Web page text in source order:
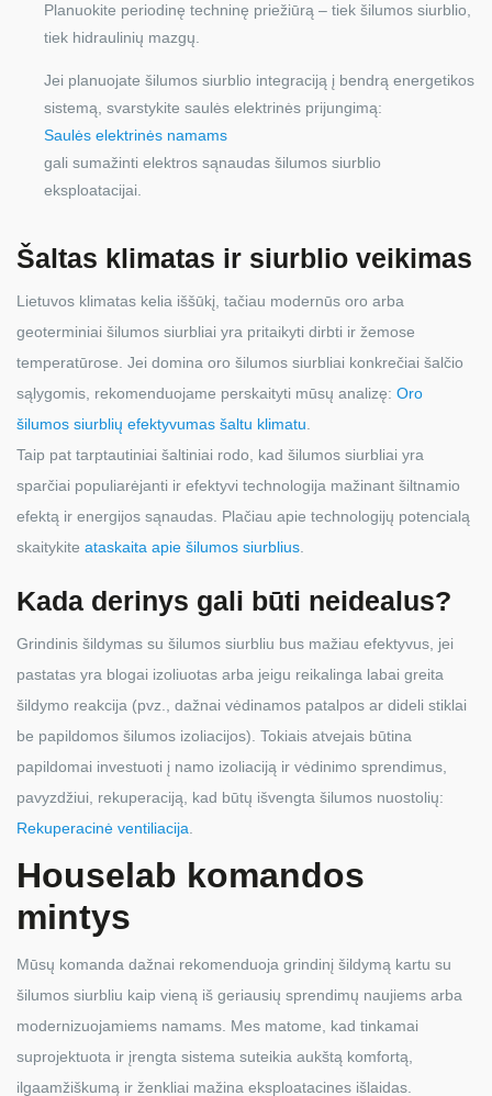
Planuokite periodinę techninę priežiūrą – tiek šilumos siurblio,
tiek hidraulinių mazgų.
Jei planuojate šilumos siurblio integraciją į bendrą energetikos
sistemą, svarstykite saulės elektrinės prijungimą:
Saulės elektrinės namams
gali sumažinti elektros sąnaudas šilumos siurblio
eksploatacijai.
Šaltas klimatas ir siurblio veikimas
Lietuvos klimatas kelia iššūkį, tačiau modernūs oro arba
geoterminiai šilumos siurbliai yra pritaikyti dirbti ir žemose
temperatūrose. Jei domina oro šilumos siurbliai konkrečiai šalčio
sąlygomis, rekomenduojame perskaityti mūsų analizę: Oro
šilumos siurblių efektyvumas šaltu klimatu
Taip pat tarptautiniai šaltiniai rodo, kad šilumos siurbliai yra
sparčiai populiarėjanti ir efektyvi technologija mažinant šiltnamio
efektą ir energijos sąnaudas. Plačiau apie technologijų potencialą
skaitykite ataskaita apie šilumos siurblius
Kada derinys gali būti neidealus?
Grindinis šildymas su šilumos siurbliu bus mažiau efektyvus, jei
pastatas yra blogai izoliuotas arba jeigu reikalinga labai greita
šildymo reakcija (pvz., dažnai vėdinamos patalpos ar dideli stiklai
be papildomos šilumos izoliacijos). Tokiais atvejais būtina
papildomai investuoti į namo izoliaciją ir vėdinimo sprendimus,
pavyzdžiui, rekuperaciją, kad būtų išvengta šilumos nuostolių:
Rekuperacinė ventiliacija
Houselab komandos
mintys
Mūsų komanda dažnai rekomenduoja grindinį šildymą kartu su
šilumos siurbliu kaip vieną iš geriausių sprendimų naujiems arba
modernizuojamiems namams. Mes matome, kad tinkamai
suprojektuota ir įrengta sistema suteikia aukštą komfortą,
ilgaamžiškumą ir ženkliai mažina eksploatacines išlaidas.